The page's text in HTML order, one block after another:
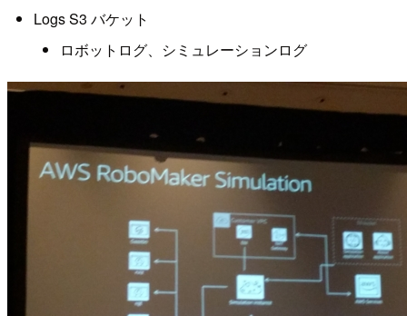
Logs S3 バケット
ロボットログ、シミュレーションログ